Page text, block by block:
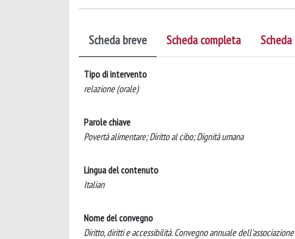
Scheda breve Scheda completa
Tipo di intervento
relazione (orale)
Parole chiave
Povertà alimentare; Diritto al cibo; Dignità umana
Lingua del contenuto
Italian
Nome del convegno
Diritto, diritti e accessibilità. Convegno annuale